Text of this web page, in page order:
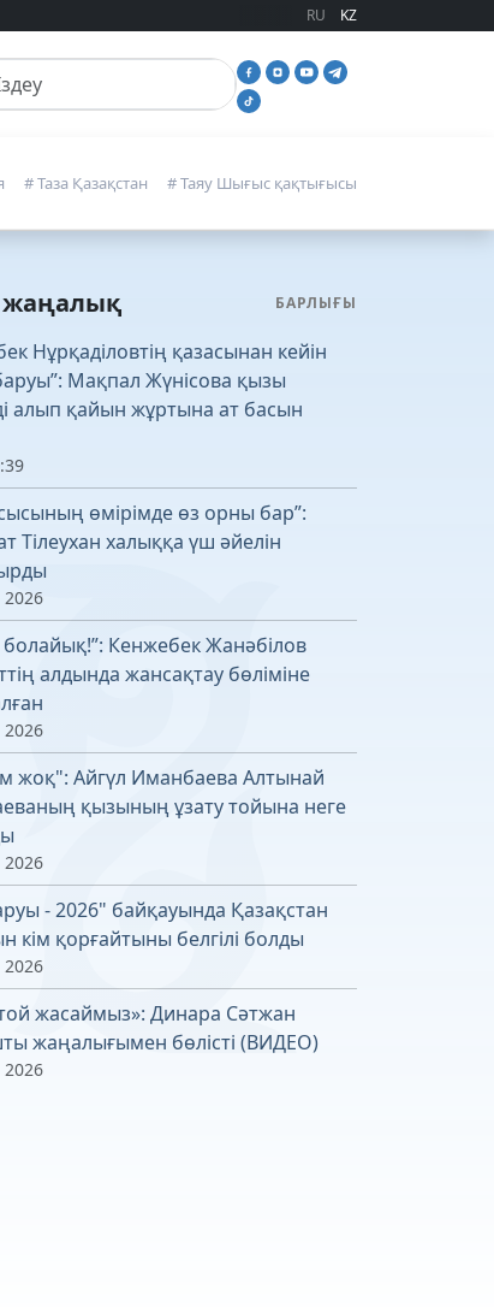
RU KZ
# Таза Қазақстан # Таяу Шығыс қақтығысы
жаңалық БАРЛЫҒЫ
Нұрқаділовтің қазасынан кейін
Мақпал Жүнісова қызы
алып қайын жұртына ат басын
өмірімде өз орны бар”:
Тілеухан халыққа үш әйелін
болайық!”: Кенжебек Жанәбілов
алдында жансақтау бөліміне
жоқ": Айгүл Иманбаева Алтынай
қызының ұзату тойына неге
- 2026" байқауында Қазақстан
кім қорғайтыны белгілі болды
жасаймыз»: Динара Сәтжан
жаңалығымен бөлісті (ВИДЕО)